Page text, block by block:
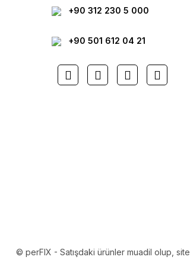
+90 312 230 5 000
+90 501 612 04 21
© perFIX - Satışdaki ürünler muadil olup,